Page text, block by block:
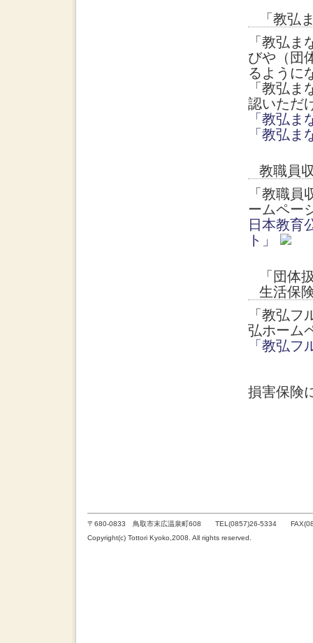
「教弘
「教弘
びや（団
るように
「教弘
認いただ
「教弘
「教弘
教職員
「教職
ームペー
日本教育
ト」
「団体
生活保
「教弘
弘ホーム
「教弘フ
損害保険
〒680-0833 鳥取市末広温泉町608 TEL(0857)26-5334
Copyright(c) Tottori Kyoko,2008. All rights reserved.